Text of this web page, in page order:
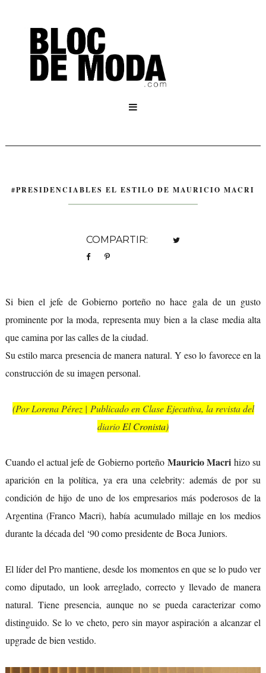

#PRESIDENCIABLES EL ESTILO DE MAURICIO MACRI
COMPARTIR:
Si bien el jefe de Gobierno porteño no hace gala de un gusto
prominente por la moda, representa muy bien a la clase media alta
que camina por las calles de la ciudad.
Su estilo marca presencia de manera natural. Y eso lo favorece en la
construcción de su imagen personal.
(Por Lorena Pérez | Publicado en Clase Ejecutiva, la revista del
diarioEl Cronista)
Cuando el actual jefe de Gobierno porteño Mauricio Macrihizo su
aparición en la política, ya era una celebrity: además de por su
condición de hijo de uno de los empresarios más poderosos de la
Argentina (Franco Macri), había acumulado millaje en los medios
durante la década del ‘90 como presidente de Boca Juniors.
El líder delPromantiene, desde los momentos en que se lo pudo ver
como diputado, un look arreglado, correcto y llevado de manera
natural. Tiene presencia, aunque no se pueda caracterizar como
distinguido. Se lo ve cheto, pero sin mayor aspiración a alcanzar el
upgrade de bien vestido.